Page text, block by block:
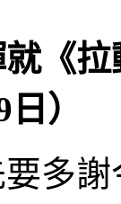
就《
）
多